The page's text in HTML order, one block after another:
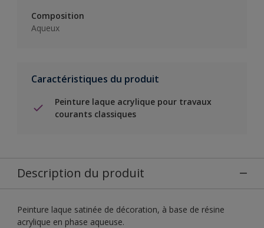
Composition
Aqueux
Caractéristiques du produit
Peinture laque acrylique pour travaux
courants classiques
Description du produit
Peinture laque satinée de décoration, à base de résine
acrylique en phase aqueuse.